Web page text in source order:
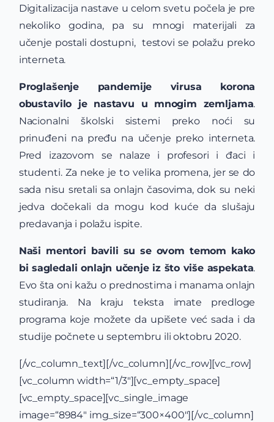
Digitalizacija nastave u celom svetu počela je pre
nekoliko godina, pa su mnogi materijali za
učenje postali dostupni, testovi se polažu preko
interneta.
Proglašenje pandemije virusa korona
obustavilo je nastavu u mnogim zemljama.
Nacionalni školski sistemi preko noći su
prinuđeni na pređu na učenje preko interneta.
Pred izazovom se nalaze i profesori i đaci i
studenti. Za neke je to velika promena, jer se do
sada nisu sretali sa onlajn časovima, dok su neki
jedva dočekali da mogu kod kuće da slušaju
predavanja i polažu ispite.
Naši mentori bavili su se ovom temom kako
bi sagledali onlajn učenje iz što više aspekata.
Evo šta oni kažu o prednostima i manama onlajn
studiranja. Na kraju teksta imate predloge
programa koje možete da upišete već sada i da
studije počnete u septembru ili oktobru 2020.
[/vc_column_text][/vc_column][/vc_row][vc_row]
[vc_column width=“1/3″][vc_empty_space]
[vc_empty_space][vc_single_image
image=“8984″ img_size=“300×400″][/vc_column]